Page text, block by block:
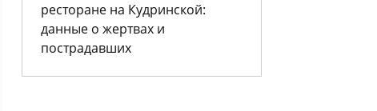
ресторане на Кудринской:
данные о жертвах и
пострадавших